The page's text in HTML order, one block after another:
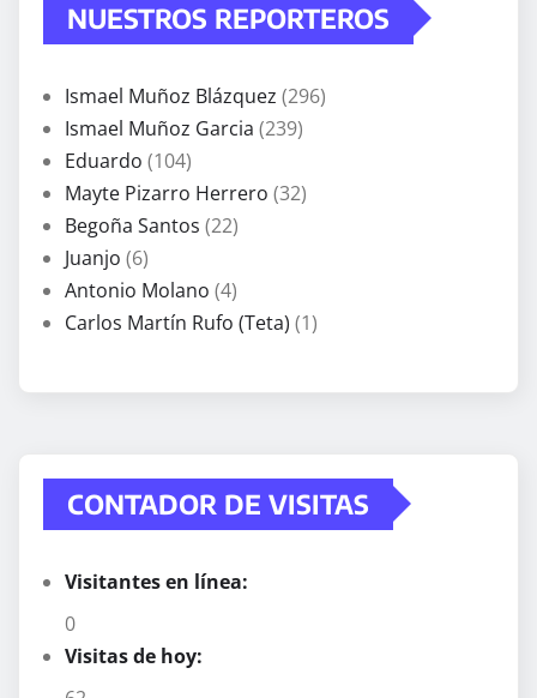
NUESTROS REPORTEROS
Ismael Muñoz Blázquez (296)
Ismael Muñoz Garcia (239)
Eduardo (104)
Mayte Pizarro Herrero (32)
Begoña Santos (22)
Juanjo (6)
Antonio Molano (4)
Carlos Martín Rufo (Teta) (1)
CONTADOR DE VISITAS
Visitantes en línea:
0
Visitas de hoy: